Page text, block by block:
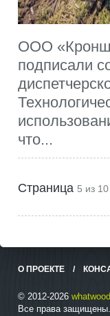
ООО
подписали
что...
Страница 5 из 10
О ПРОЕКТЕ /
© 2012-2026
Все права защищены.